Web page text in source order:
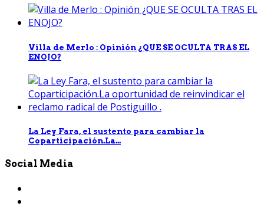
Villa de Merlo : Opinión ¿QUE SE OCULTA TRAS EL
ENOJO?
La Ley Fara, el sustento para cambiar la
Coparticipación.La...
Social Media